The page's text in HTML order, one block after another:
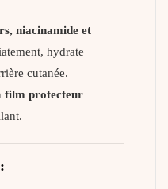
niacinamide et
hydrate
cutanée.
film protecteur